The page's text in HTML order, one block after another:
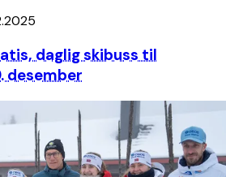
daglig skibuss til
desember